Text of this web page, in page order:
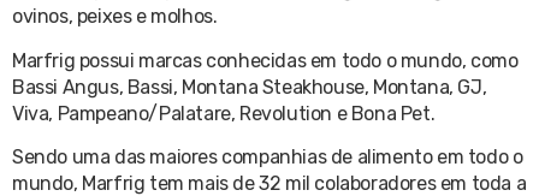
ovinos, peixes e molhos.
Marfrig possui marcas conhecidas em todo o mundo, como
Bassi Angus, Bassi, Montana Steakhouse, Montana, GJ,
Viva, Pampeano/Palatare, Revolution e Bona Pet.
Sendo uma das maiores companhias de alimento em todo o
mundo, Marfrig tem mais de 32 mil colaboradores em toda a